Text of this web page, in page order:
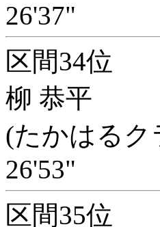
26'37"
区間34位
柳 恭平
(たかはるク
26'53"
区間35位